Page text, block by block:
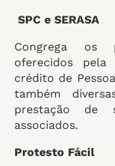
SPC e SERASA
Congrega os
oferecidos pela
crédito de
também
prestação de
associados.
Protesto Fácil